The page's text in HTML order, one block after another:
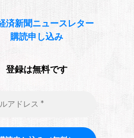
済新聞ニュースレター
購読申し込み
登録は無料です